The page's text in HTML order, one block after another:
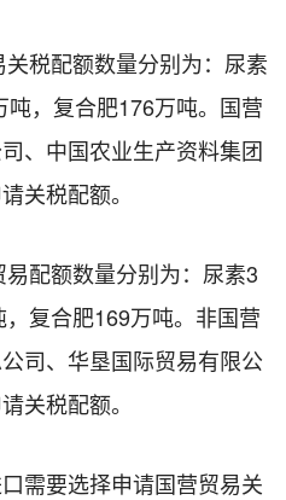
税配额数量分别为：尿素
，复合肥176万吨。国营
、中国农业生产资料集团
关税配额。
配额数量分别为：尿素3
复合肥169万吨。非国营
司、华垦国际贸易有限公
关税配额。
需要选择申请国营贸易关